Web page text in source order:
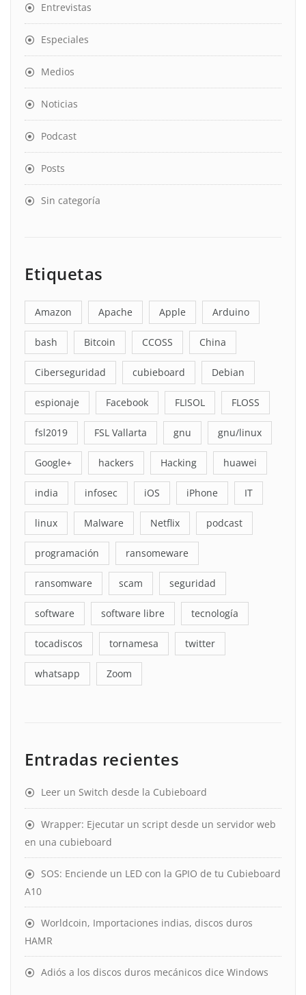
Entrevistas
Especiales
Medios
Noticias
Podcast
Posts
Sin categoría
Etiquetas
Amazon Apache Apple Arduino
bash Bitcoin CCOSS China
Ciberseguridad cubieboard Debian
espionaje Facebook FLISOL FLOSS
fsl2019 FSL Vallarta gnu gnu/linux
Google+ hackers Hacking huawei
india infosec iOS iPhone IT
linux Malware Netflix podcast
programación ransomeware
ransomware scam seguridad
software software libre tecnología
tocadiscos tornamesa twitter
whatsapp Zoom
Entradas recientes
Leer un Switch desde la Cubieboard
Wrapper: Ejecutar un script desde un servidor web
en una cubieboard
SOS: Enciende un LED con la GPIO de tu Cubieboard
A10
Worldcoin, Importaciones indias, discos duros
HAMR
Adiós a los discos duros mecánicos dice Windows